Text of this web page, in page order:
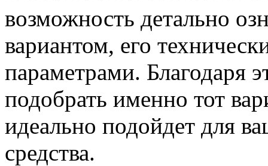
возможность детально
вариантом, его
параметрами. Благодаря
подобрать именно тот
идеально подойдет для
средства.